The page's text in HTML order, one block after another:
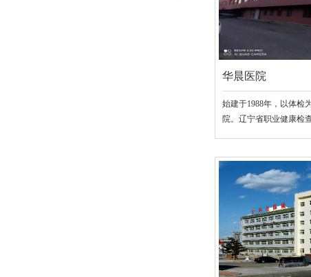
华晨医院
始建于1988年，以体检
院。辽宁省职业健康检